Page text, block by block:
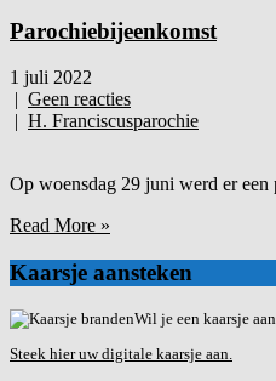
Parochiebijeenkomst
1 juli 2022
| Geen reacties
| H. Franciscusparochie
Op woensdag 29 juni werd er
Read More »
Kaarsje aansteken
Wil je een kaarsje
Steek hier uw digitale kaarsje aan.